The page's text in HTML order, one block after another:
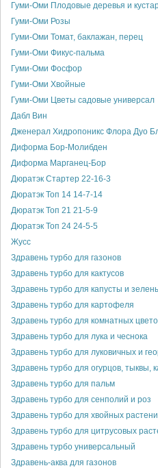
Гуми-Оми Плодовые деревья и
Гуми-Оми Розы
Гуми-Оми Томат, баклажан, перец
Гуми-Оми Фикус-пальма
Гуми-Оми Фосфор
Гуми-Оми Хвойные
Гуми-Оми Цветы садовые универсал
Дабл Вин
Дженерал Хидропоникс Флора Дуо
Диформа Бор-Молибден
Диформа Марганец-Бор
Дюратэк Стартер 22-16-3
Дюратэк Топ 14 14-7-14
Дюратэк Топ 21 21-5-9
Дюратэк Топ 24 24-5-5
Жусс
Здравень турбо для газонов
Здравень турбо для кактусов
Здравень турбо для капусты и
Здравень турбо для картофеля
Здравень турбо для комнатных
Здравень турбо для лука и чеснока
Здравень турбо для луковичных и
Здравень турбо для огурцов, тыквы,
Здравень турбо для пальм
Здравень турбо для сенполий и роз
Здравень турбо для хвойных
Здравень турбо для цитрусовых
Здравень турбо универсальный
Здравень-аква для газонов